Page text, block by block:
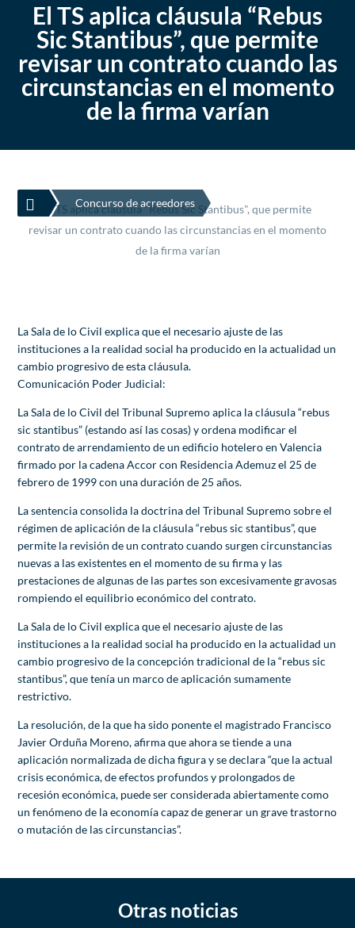
El TS aplica cláusula “Rebus
Sic Stantibus”, que permite
revisar un contrato cuando las
circunstancias en el momento
de la firma varían
 Concurso de acreedores
El TS aplica cláusula "Rebus Sic Stantibus", que permite
revisar un contrato cuando las circunstancias en el momento
de la firma varían
La Sala de lo Civil explica que el necesario ajuste de las
instituciones a la realidad social ha producido en la actualidad un
cambio progresivo de esta cláusula.
Comunicación Poder Judicial:
La Sala de lo Civil del Tribunal Supremo aplica la cláusula “rebus
sic stantibus” (estando así las cosas) y ordena modificar el
contrato de arrendamiento de un edificio hotelero en Valencia
firmado por la cadena Accor con Residencia Ademuz el 25 de
febrero de 1999 con una duración de 25 años.
La sentencia consolida la doctrina del Tribunal Supremo sobre el
régimen de aplicación de la cláusula “rebus sic stantibus”, que
permite la revisión de un contrato cuando surgen circunstancias
nuevas a las existentes en el momento de su firma y las
prestaciones de algunas de las partes son excesivamente gravosas
rompiendo el equilibrio económico del contrato.
La Sala de lo Civil explica que el necesario ajuste de las
instituciones a la realidad social ha producido en la actualidad un
cambio progresivo de la concepción tradicional de la “rebus sic
stantibus”, que tenía un marco de aplicación sumamente
restrictivo.
La resolución, de la que ha sido ponente el magistrado Francisco
Javier Orduña Moreno, afirma que ahora se tiende a una
aplicación normalizada de dicha figura y se declara “que la actual
crisis económica, de efectos profundos y prolongados de
recesión económica, puede ser considerada abiertamente como
un fenómeno de la economía capaz de generar un grave trastorno
o mutación de las circunstancias”.
Otras noticias